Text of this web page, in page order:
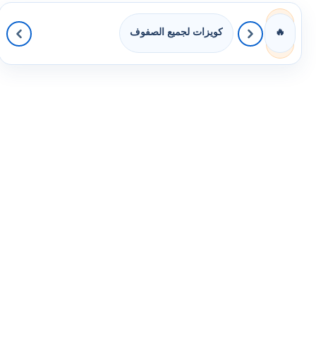
🔥 كويزات لجميع الصفوف